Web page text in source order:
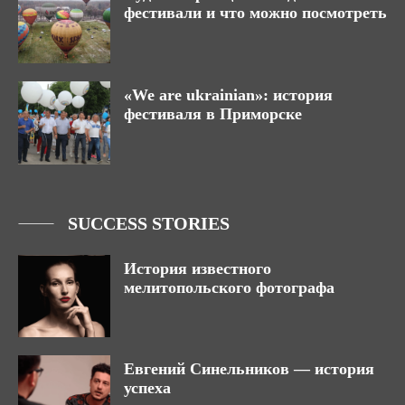
фестивали и что можно посмотреть
«We are ukrainian»: история
фестиваля в Приморске
SUCCESS STORIES
История известного
мелитопольского фотографа
Евгений Синельников — история
успеха